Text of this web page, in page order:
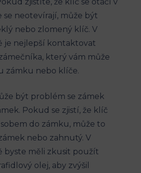
se neotevírají, může být
nebo zlomený klíč. V
je nejlepší kontaktovat
který vám může
zámku nebo klíče.
být problém se zámek
Pokud se zjistí, že klíč
do zámku, může to
nebo zahnutý. V
byste měli zkusit použít
olej, aby zvýšil